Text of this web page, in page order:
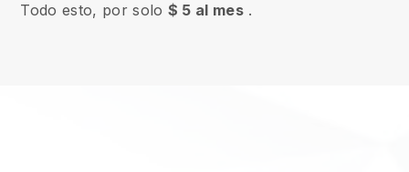
Todo esto, por solo $ 5 al mes .